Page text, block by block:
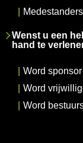
Medestanders
Wenst u een
hand te
Word sponsor
Word
Word